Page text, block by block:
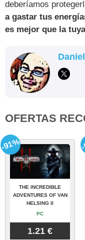
deberíamos
a gastar tus
es mejor que la
OFERTAS
THE INCREDIBLE
ADVENTURES OF VAN
HELSING II
PC
1.21 €
-91%